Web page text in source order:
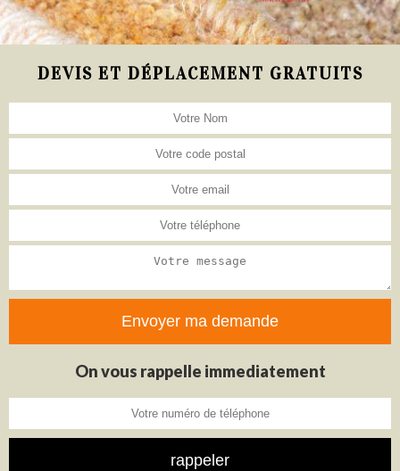
DEVIS ET DÉPLACEMENT GRATUITS
On vous rappelle immediatement